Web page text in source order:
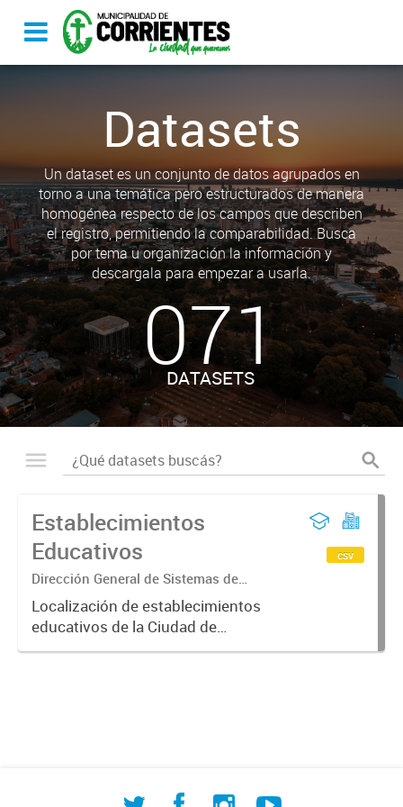
Datasets
Un dataset es un conjunto de datos agrupados en
torno a una temática pero estructurados de manera
homogénea respecto de los campos que describen
el registro, permitiendo la comparabilidad. Busca
por tema u organización la información y
descargala para empezar a usarla.
071
DATASETS
Establecimientos
Educativos
Dirección General de Sistemas de
Información Geográfica
Localización de establecimientos
educativos de la Ciudad de
Corrientes
csv